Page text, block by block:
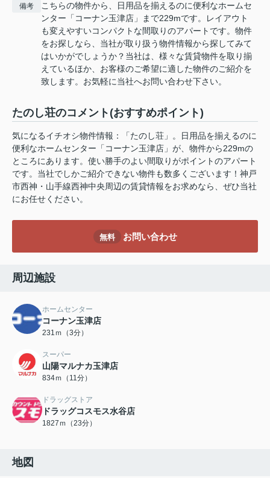
備考
こちらの物件から、日用品を揃えるのに便利なホームセ
ンター「コーナン玉津店」まで229mです。レイアウト
も変えやすいコンパクトな間取りのアパートです。物件
をお探しなら、当社が取り扱う物件情報から探してみて
はいかがでしょうか？当社は、様々な賃貸物件を取り揃
えているほか、お客様のご希望に適した物件のご紹介を
致します。お気軽に当社へお問い合わせ下さい。
たのし荘のコメント(おすすめポイント)
気になるイチオシ物件情報：「たのし荘」。日用品を揃えるのに
便利なホームセンター「コーナン玉津店」が、物件から229mの
ところにあります。使い勝手のよい間取りがポイントのアパート
です。当社でしかご紹介できない物件も数多くございます！神戸
市西神・山手線西神中央周辺の賃貸情報をお求めなら、ぜひ当社
にお任せください。
無料 お問い合わせ
周辺施設
ホームセンター
コーナン玉津店
231ｍ（3分）
スーパー
山陽マルナカ玉津店
834ｍ（11分）
ドラッグストア
ドラッグコスモス水谷店
1827ｍ（23分）
地図